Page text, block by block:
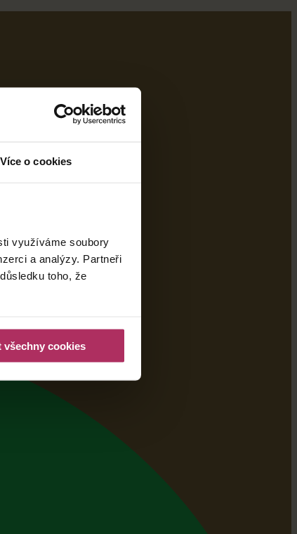
Více o cookies
využíváme soubory
a analýzy. Partneři
toho, že
všechny cookies